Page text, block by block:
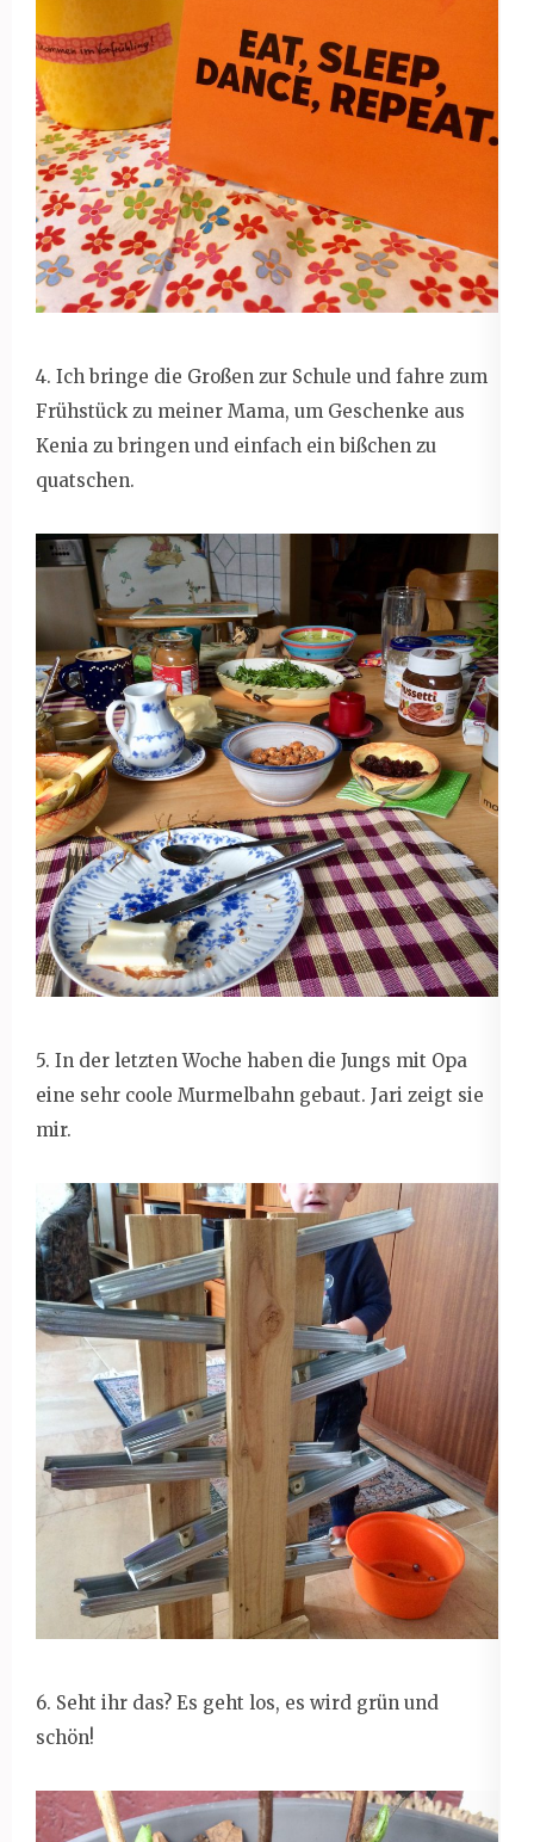
4. Ich bringe die Großen zur Schule und fahre zum
Frühstück zu meiner Mama, um Geschenke aus
Kenia zu bringen und einfach ein bißchen zu
quatschen.
5. In der letzten Woche haben die Jungs mit Opa
eine sehr coole Murmelbahn gebaut. Jari zeigt sie
mir.
6. Seht ihr das? Es geht los, es wird grün und
schön!